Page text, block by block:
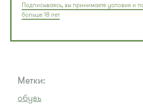
Подписываясь, вы принимаете условия и
больше 18 лет
Метки:
обувь